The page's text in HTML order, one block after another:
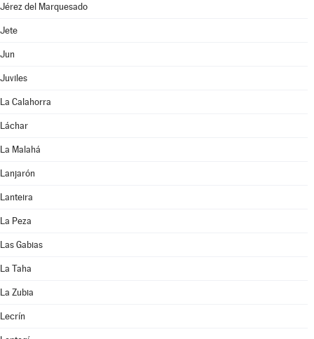
Jérez del Marquesado
Jete
Jun
Juviles
La Calahorra
Láchar
La Malahá
Lanjarón
Lanteira
La Peza
Las Gabias
La Taha
La Zubia
Lecrín